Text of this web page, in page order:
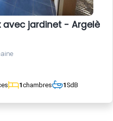
avec jardinet - Argelès-
1chambres 1SdB